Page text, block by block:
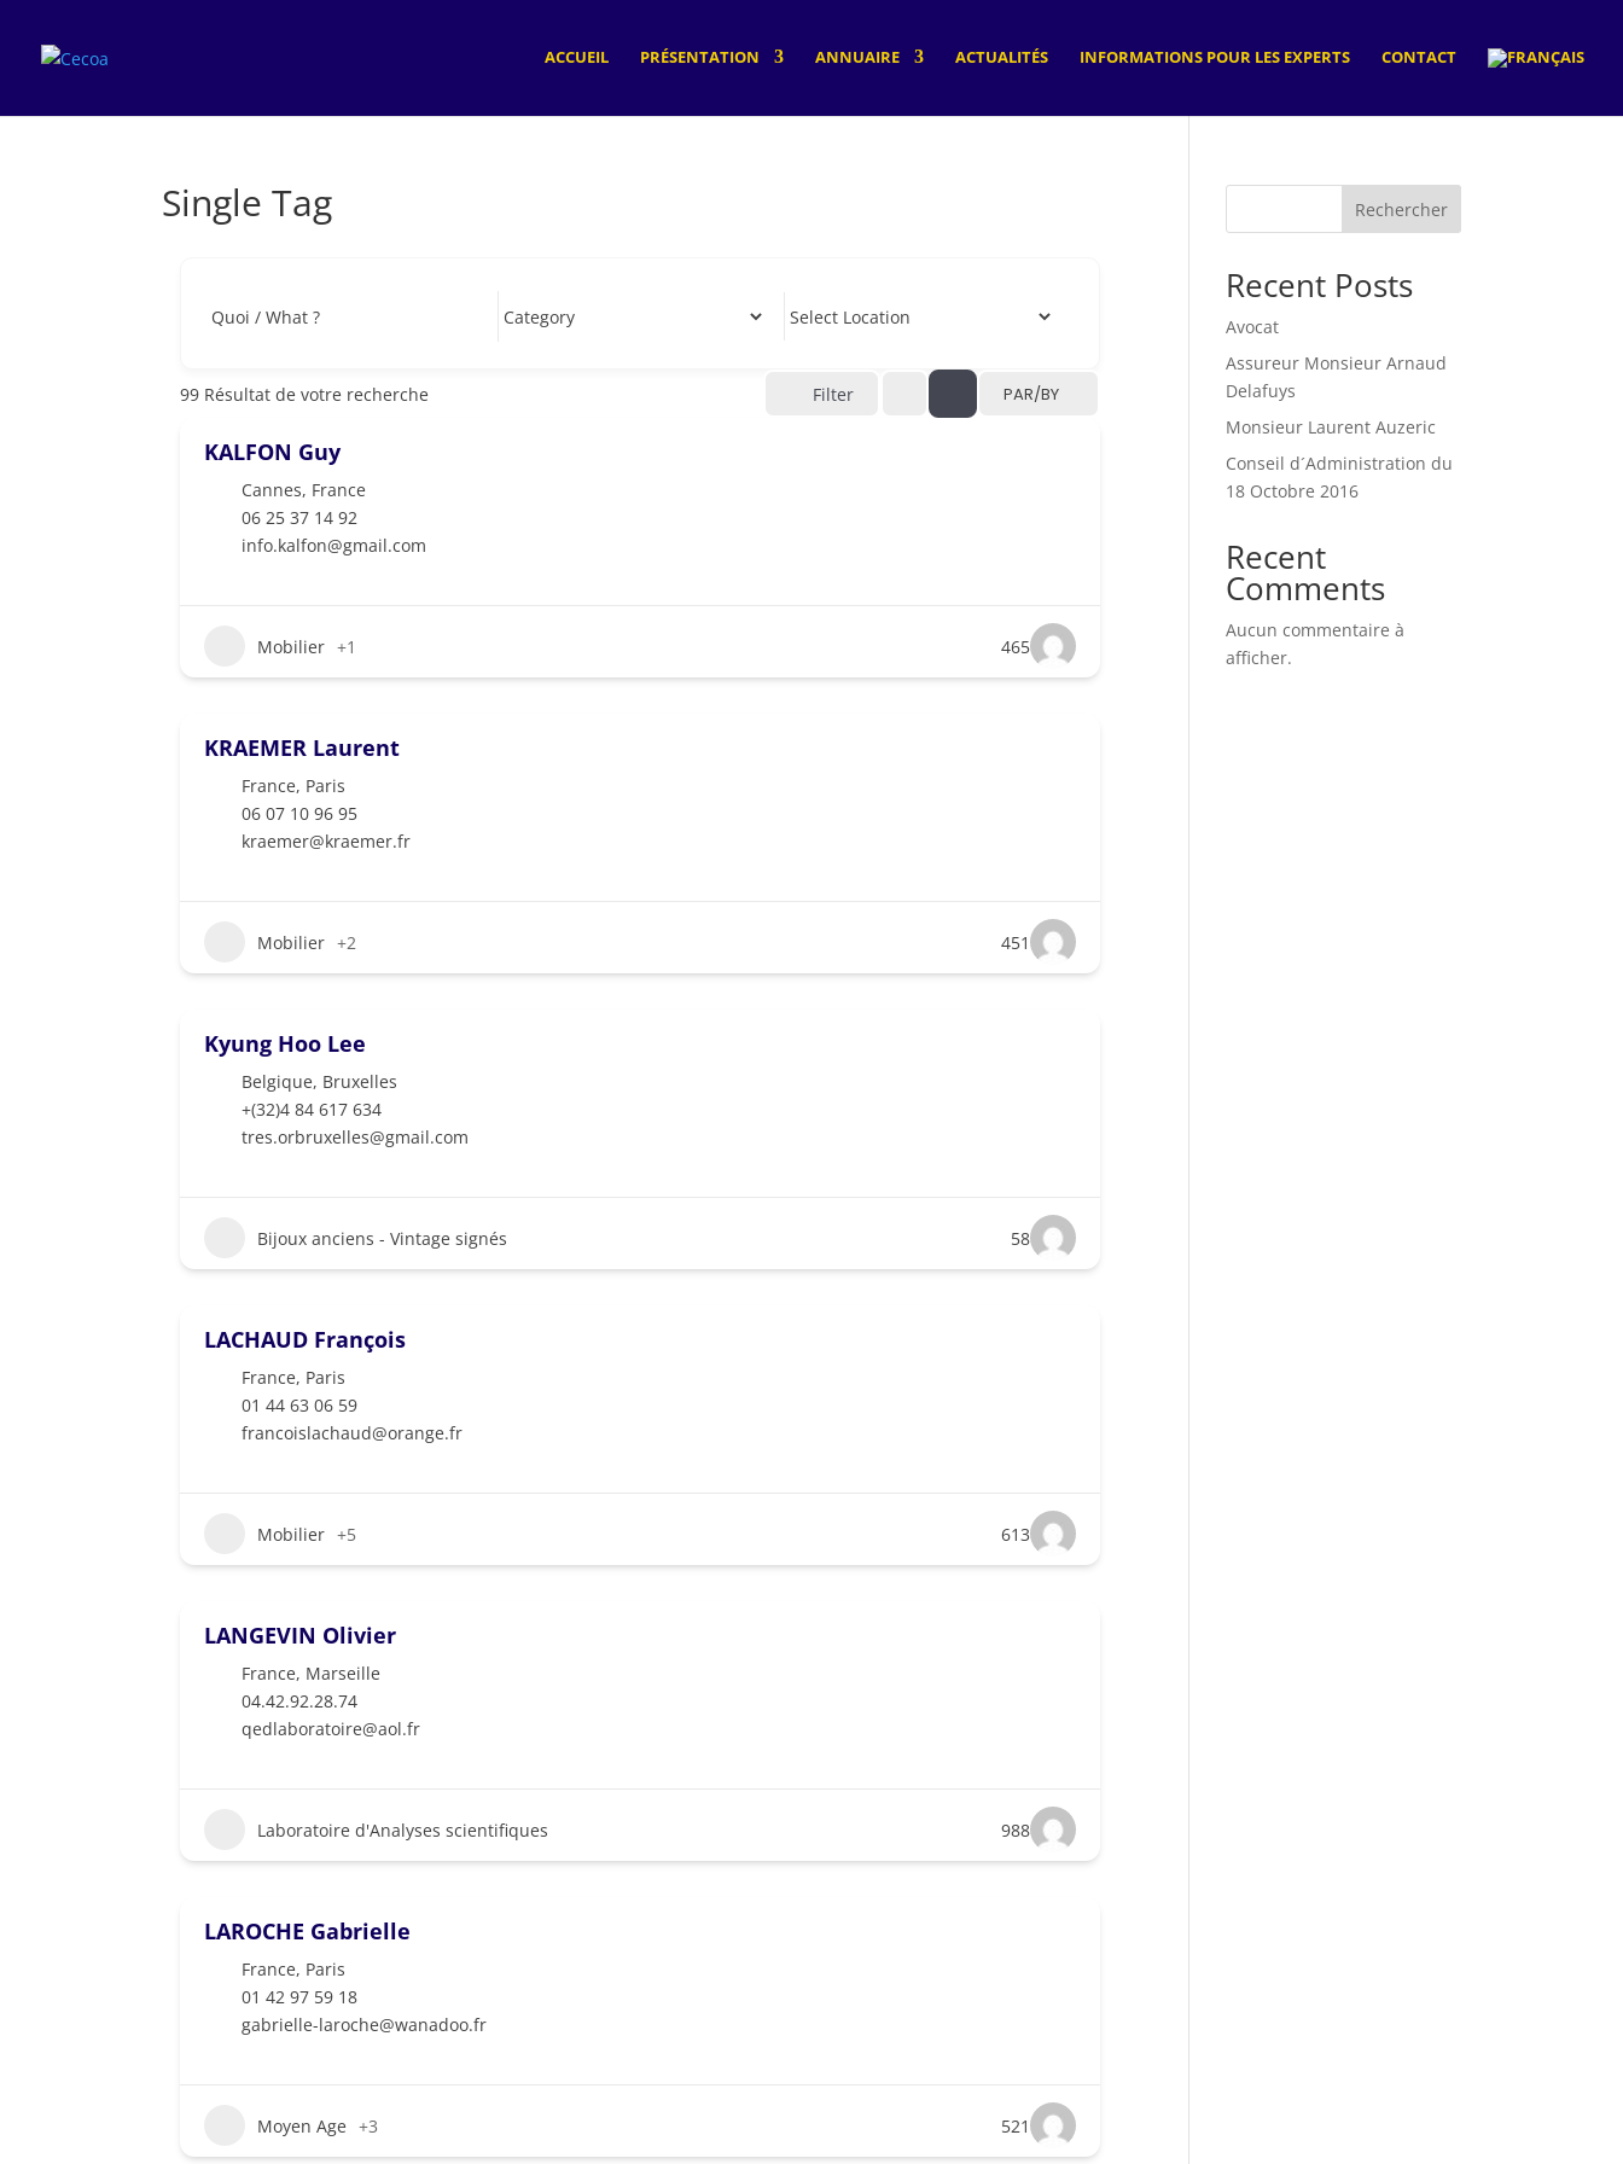
ACCUEIL PRÉSENTATION ANNUAIRE ACTUALITÉS INFORMATIONS POUR LES EXPERTS CONTACT
Single Tag
Quoi / What ?
99 Résultat de votre recherche Filter PAR/BY
KALFON Guy
Cannes, France
06 25 37 14 92
info.kalfon@gmail.com
Mobilier +1 465
KRAEMER Laurent
France, Paris
06 07 10 96 95
kraemer@kraemer.fr
Mobilier +2 451
Kyung Hoo Lee
Belgique, Bruxelles
+(32)4 84 617 634
tres.orbruxelles@gmail.com
Bijoux anciens - Vintage signés 58
LACHAUD François
France, Paris
01 44 63 06 59
francoislachaud@orange.fr
Mobilier +5 613
LANGEVIN Olivier
France, Marseille
04.42.92.28.74
qedlaboratoire@aol.fr
Laboratoire d'Analyses scientifiques 988
LAROCHE Gabrielle
France, Paris
01 42 97 59 18
gabrielle-laroche@wanadoo.fr
Moyen Age +3 521
Rechercher
Recent Posts
Avocat
Assureur Monsieur Arnaud
Delafuys
Monsieur Laurent Auzeric
Conseil d´Administration du
18 Octobre 2016
Recent
Comments
Aucun commentaire à
afficher.